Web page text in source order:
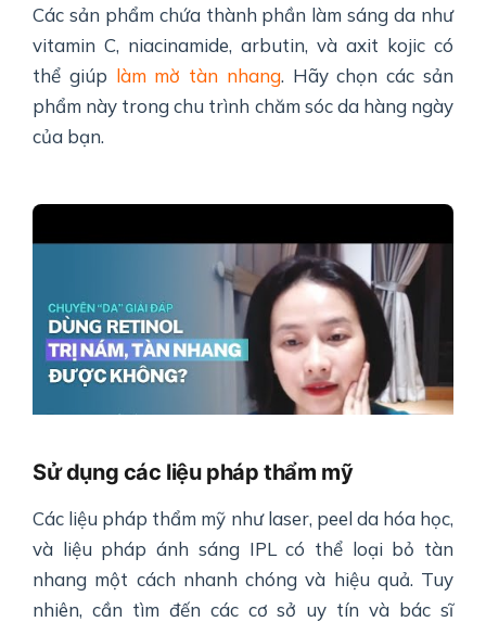
Các sản phẩm chứa thành phần làm sáng da như
vitamin C, niacinamide, arbutin, và axit kojic có
thể giúp làm mờ tàn nhang. Hãy chọn các sản
phẩm này trong chu trình chăm sóc da hàng ngày
của bạn.
Sử dụng các liệu pháp thẩm mỹ
Các liệu pháp thẩm mỹ như laser, peel da hóa học,
và liệu pháp ánh sáng IPL có thể loại bỏ tàn
nhang một cách nhanh chóng và hiệu quả. Tuy
nhiên, cần tìm đến các cơ sở uy tín và bác sĩ